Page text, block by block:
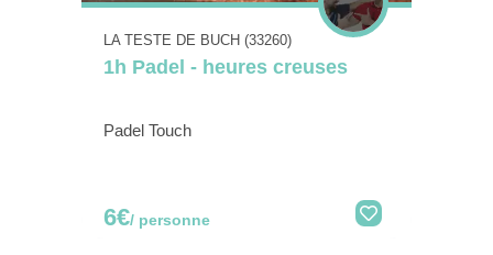
LA TESTE DE BUCH (33260)
1h Padel - heures creuses
Padel Touch
6€/ personne